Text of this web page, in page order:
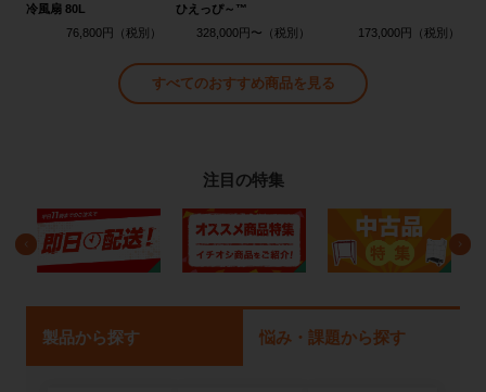
冷風扇 80L
76,800円
ひえっぴ～™
328,000円〜
173,000円
すべてのおすすめ商品を見る
注目の特集
製品から探す 悩み・課題から探す